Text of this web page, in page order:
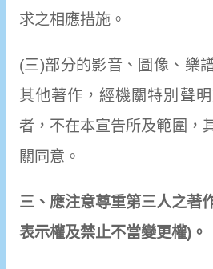
求之相應措施。
(三)部分的影音、圖像、樂
其他著作，經機關特別聲
者，不在本宣告所及範圍，
關同意。
三、應注意尊重第三人之著
表示權及禁止不當變更權)。